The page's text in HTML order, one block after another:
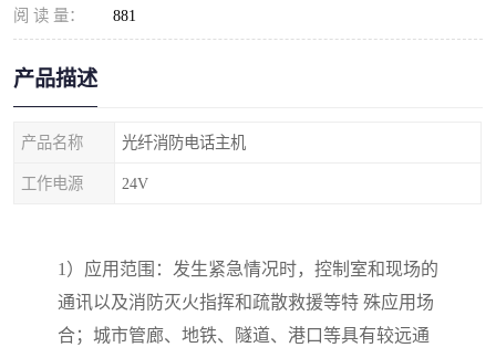
阅 读 量： 881
产品描述
产品名称 光纤消防电话主机
工作电源 24V
1 ）应用范围：发生紧急情况时，控制室和现场的
通讯以及消防灭火指挥和疏散救援等特 殊应用场
合；城市管廊、地铁、隧道、港口等具有较远通